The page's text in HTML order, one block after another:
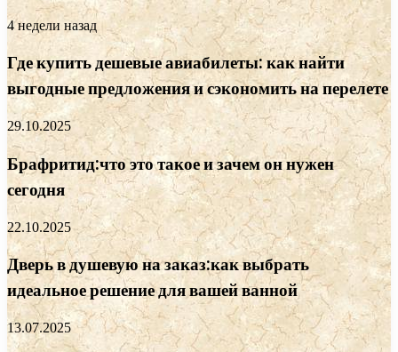
4 недели назад
Где купить дешевые авиабилеты: как найти
выгодные предложения и сэкономить на перелете
29.10.2025
Брафритид:что это такое и зачем он нужен
сегодня
22.10.2025
Дверь в душевую на заказ:как выбрать
идеальное решение для вашей ванной
13.07.2025